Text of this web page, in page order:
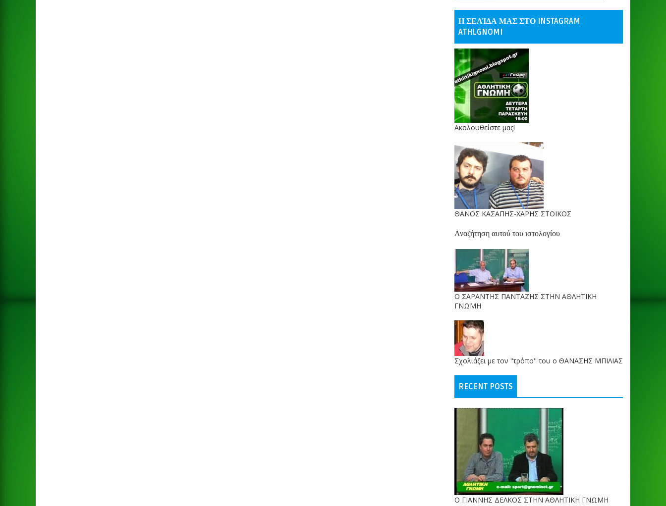
Η ΣΕΛΊΔΑ ΜΑΣ ΣΤΟ INSTAGRAM
ATHLGNOMI
Ακολουθείστε μας!
ΘΑΝΟΣ ΚΑΣΑΠΗΣ-ΧΑΡΗΣ ΣΤΟΙΚΟΣ
Αναζήτηση αυτού του ιστολογίου
O ΣΑΡΑΝΤΗΣ ΠΑΝΤΑΖΗΣ ΣΤΗΝ ΑΘΛΗΤΙΚΗ
ΓΝΩΜΗ
Σχολιάζει με τον ''τρόπο'' του ο ΘΑΝΑΣΗΣ ΜΠΙΛΙΑΣ
RECENT POSTS
Ο ΓΙΑΝΝΗΣ ΔΕΛΚΟΣ ΣΤΗΝ ΑΘΛΗΤΙΚΗ ΓΝΩΜΗ